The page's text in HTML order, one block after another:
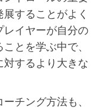
することがよく
イヤーが自分の
とを学ぶ中で、
するより大きな
チング方法も、